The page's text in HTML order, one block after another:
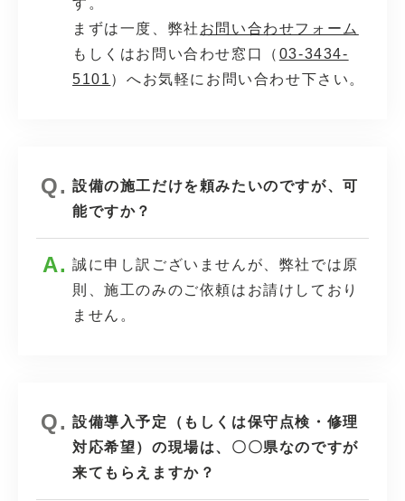
す。
まずは一度、弊社 お問い合わせフォーム
もしくはお問い合わせ窓口（ 03-3434-
5101 ）へお気軽にお問い合わせ下さい。
設備の施工だけを頼みたいのですが、可
能ですか？
誠に申し訳ございませんが、弊社では原
則、施工のみのご依頼はお請けしており
ません。
設備導入予定（もしくは保守点検・修理
対応希望）の現場は、〇〇県なのですが
来てもらえますか？